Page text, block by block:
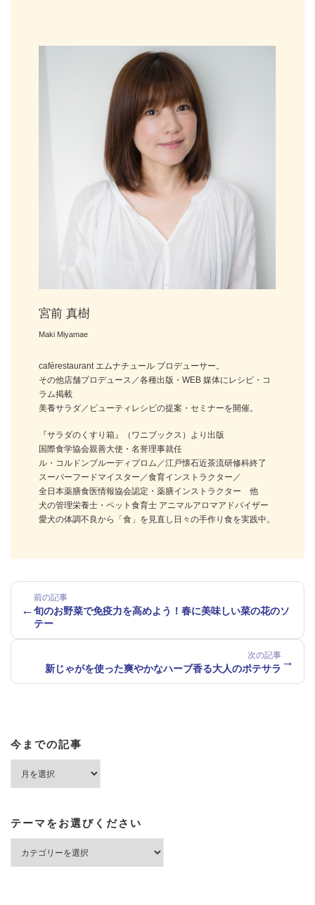
宮前 真樹
Maki Miyamae
caférestaurant エムナチュール プロデューサー。
その他店舗プロデュース／各種出版・WEB 媒体にレシピ・コ
ラム掲載
美養サラダ／ビューティレシピの提案・セミナーを開催。
『サラダのくすり箱』（ワニブックス）より出版
国際食学協会親善大使・名誉理事就任
ル・コルドンブルーディプロム／江戸懐石近茶流研修科終了
スーパーフードマイスター／食育インストラクター／
全日本薬膳食医情報協会認定・薬膳インストラクター 他
犬の管理栄養士・ペット食育士 アニマルアロマアドバイザー
愛犬の体調不良から「食」を見直し日々の手作り食を実践中。
←
前の記事
旬のお野菜で免疫力を高めよう！春に美味しい菜の花のソ
テー
次の記事
新じゃがを使った爽やかなハーブ香る大人のポテサラ →
今までの記事
記
テーマをお選びください